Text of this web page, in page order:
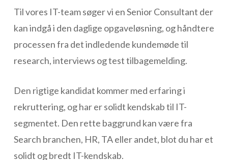
Til vores IT-team søger vi en Senior Consultant der
kan indgå i den daglige opgaveløsning, og håndtere
processen fra det indledende kundemøde til
research, interviews og test tilbagemelding.
Den rigtige kandidat kommer med erfaring i
rekruttering, og har er solidt kendskab til IT-
segmentet. Den rette baggrund kan være fra
Search branchen, HR, TA eller andet, blot du har et
solidt og bredt IT-kendskab.